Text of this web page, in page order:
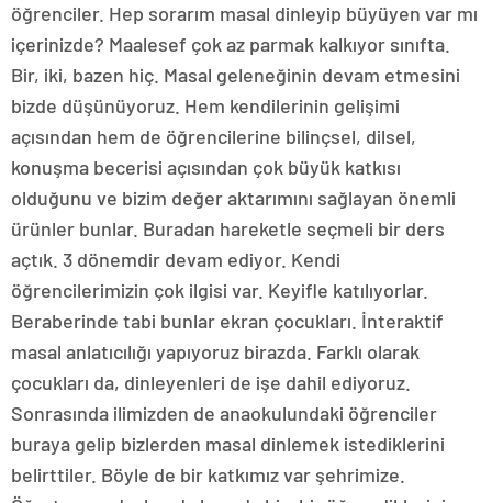
öğrenciler. Hep sorarım masal dinleyip büyüyen var mı
içerinizde? Maalesef çok az parmak kalkıyor sınıfta.
Bir, iki, bazen hiç. Masal geleneğinin devam etmesini
bizde düşünüyoruz. Hem kendilerinin gelişimi
açısından hem de öğrencilerine bilinçsel, dilsel,
konuşma becerisi açısından çok büyük katkısı
olduğunu ve bizim değer aktarımını sağlayan önemli
ürünler bunlar. Buradan hareketle seçmeli bir ders
açtık. 3 dönemdir devam ediyor. Kendi
öğrencilerimizin çok ilgisi var. Keyifle katılıyorlar.
Beraberinde tabi bunlar ekran çocukları. İnteraktif
masal anlatıcılığı yapıyoruz birazda. Farklı olarak
çocukları da, dinleyenleri de işe dahil ediyoruz.
Sonrasında ilimizden de anaokulundaki öğrenciler
buraya gelip bizlerden masal dinlemek istediklerini
belirttiler. Böyle de bir katkımız var şehrimize.